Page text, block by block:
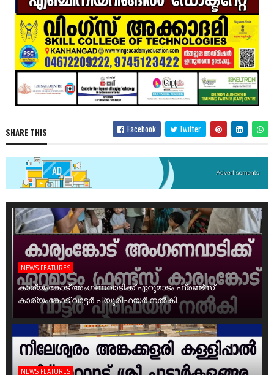
SHARE THIS Facebook Twitter
NEWS FEATURES
കാര്യംങ്കോട് അംഗണവാടിക്ക് ഏറുമാടം ഫ്രണ്ട്സ്
കാര്യംങ്കോട് വാട്ടർ പ്യൂരിഫയർ നൽകി.
NEWS FEATURES